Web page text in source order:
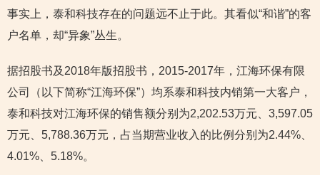
事实上，泰和科技存在的问题远不止于此。其看似“和谐”的客
户名单，却“异象”丛生。
据招股书及2018年版招股书，2015-2017年，江海环保有限
公司（以下简称“江海环保”）均系泰和科技内销第一大客户，
泰和科技对江海环保的销售额分别为2,202.53万元、3,597.05
万元、5,788.36万元，占当期营业收入的比例分别为2.44%、
4.01%、5.18%。